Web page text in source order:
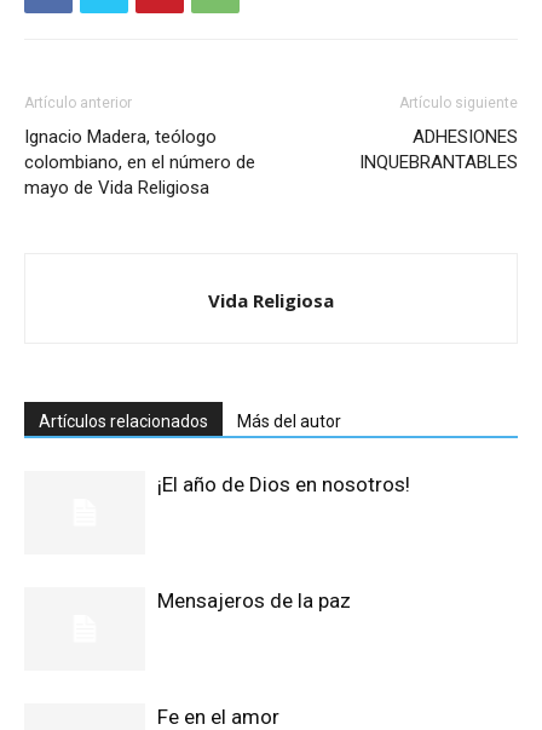
Artículo anterior
Ignacio Madera, teólogo
colombiano, en el número de
mayo de Vida Religiosa
Artículo siguiente
ADHESIONES
INQUEBRANTABLES
Vida Religiosa
Artículos relacionados Más del autor
¡El año de Dios en nosotros!
Mensajeros de la paz
Fe en el amor